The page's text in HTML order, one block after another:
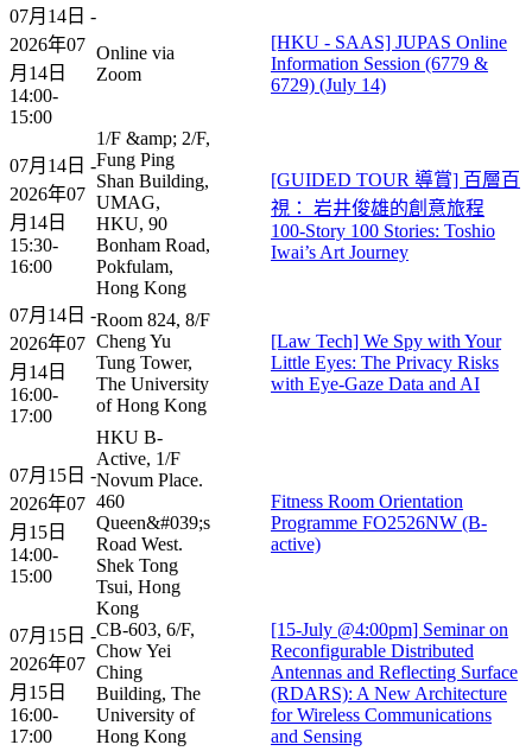
07月14日 -
2026年07
月14日
14:00-
15:00
Online via
Zoom
[HKU - SAAS] JUPAS Online
Information Session (6779 &
6729) (July 14)
07月14日 -
2026年07
月14日
15:30-
16:00
1/F &amp; 2/F,
Fung Ping
Shan Building,
UMAG,
HKU, 90
Bonham Road,
Pokfulam,
Hong Kong
[GUIDED TOUR 導賞] 百層百
視： 岩井俊雄的創意旅程
100-Story 100 Stories: Toshio
Iwai’s Art Journey​
07月14日 -
2026年07
月14日
16:00-
17:00
Room 824, 8/F
Cheng Yu
Tung Tower,
The University
of Hong Kong
[Law Tech] We Spy with Your
Little Eyes: The Privacy Risks
with Eye-Gaze Data and AI
07月15日 -
2026年07
月15日
14:00-
15:00
HKU B-
Active, 1/F
Novum Place.
460
Queen&#039;s
Road West.
Shek Tong
Tsui, Hong
Kong
Fitness Room Orientation
Programme FO2526NW (B-
active)
07月15日 -
2026年07
月15日
16:00-
17:00
CB-603, 6/F,
Chow Yei
Ching
Building, The
University of
Hong Kong
[15-July @4:00pm] Seminar on
Reconfigurable Distributed
Antennas and Reflecting Surface
(RDARS): A New Architecture
for Wireless Communications
and Sensing